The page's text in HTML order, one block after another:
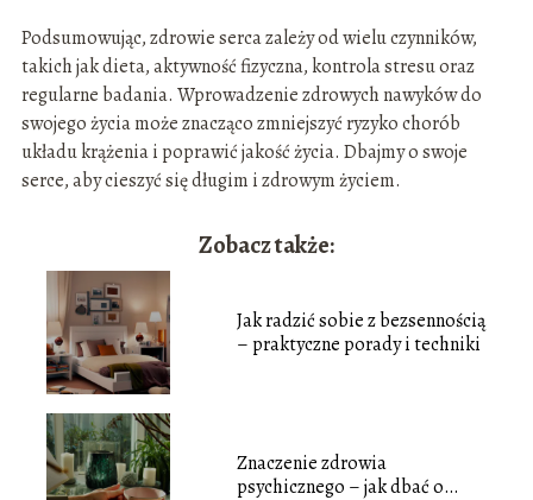
Podsumowując, zdrowie serca zależy od wielu czynników,
takich jak dieta, aktywność fizyczna, kontrola stresu oraz
regularne badania. Wprowadzenie zdrowych nawyków do
swojego życia może znacząco zmniejszyć ryzyko chorób
układu krążenia i poprawić jakość życia. Dbajmy o swoje
serce, aby cieszyć się długim i zdrowym życiem.
Zobacz także:
Jak radzić sobie z bezsennością
– praktyczne porady i techniki
Znaczenie zdrowia
psychicznego – jak dbać o